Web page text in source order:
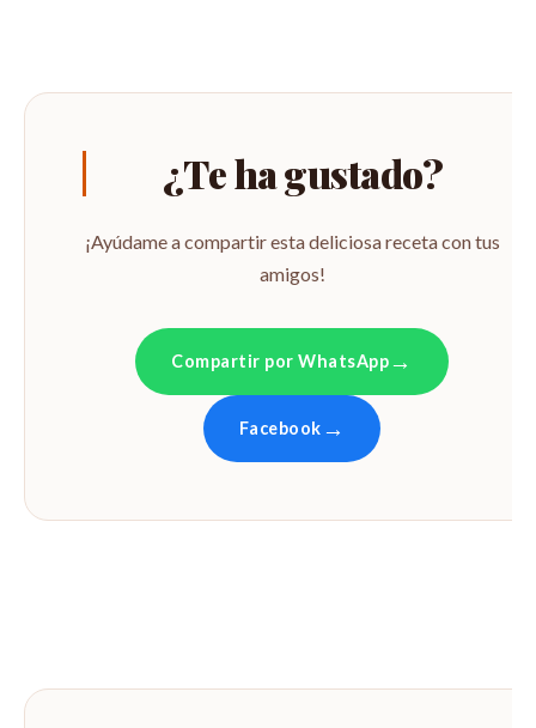
¿Te ha gustado?
¡Ayúdame a compartir esta deliciosa receta con tus
amigos!
Compartir por WhatsApp
Facebook